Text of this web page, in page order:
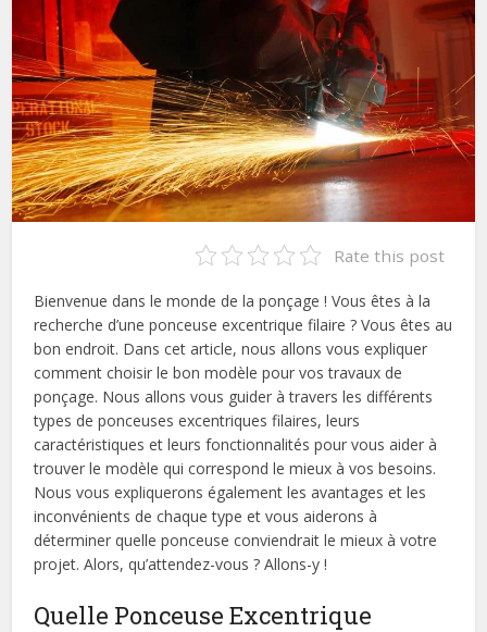
Rate this post
Bienvenue dans le monde de la ponçage ! Vous êtes à la
recherche d’une ponceuse excentrique filaire ? Vous êtes au
bon endroit. Dans cet article, nous allons vous expliquer
comment choisir le bon modèle pour vos travaux de
ponçage. Nous allons vous guider à travers les différents
types de ponceuses excentriques filaires, leurs
caractéristiques et leurs fonctionnalités pour vous aider à
trouver le modèle qui correspond le mieux à vos besoins.
Nous vous expliquerons également les avantages et les
inconvénients de chaque type et vous aiderons à
déterminer quelle ponceuse conviendrait le mieux à votre
projet. Alors, qu’attendez-vous ? Allons-y !
Quelle Ponceuse Excentrique